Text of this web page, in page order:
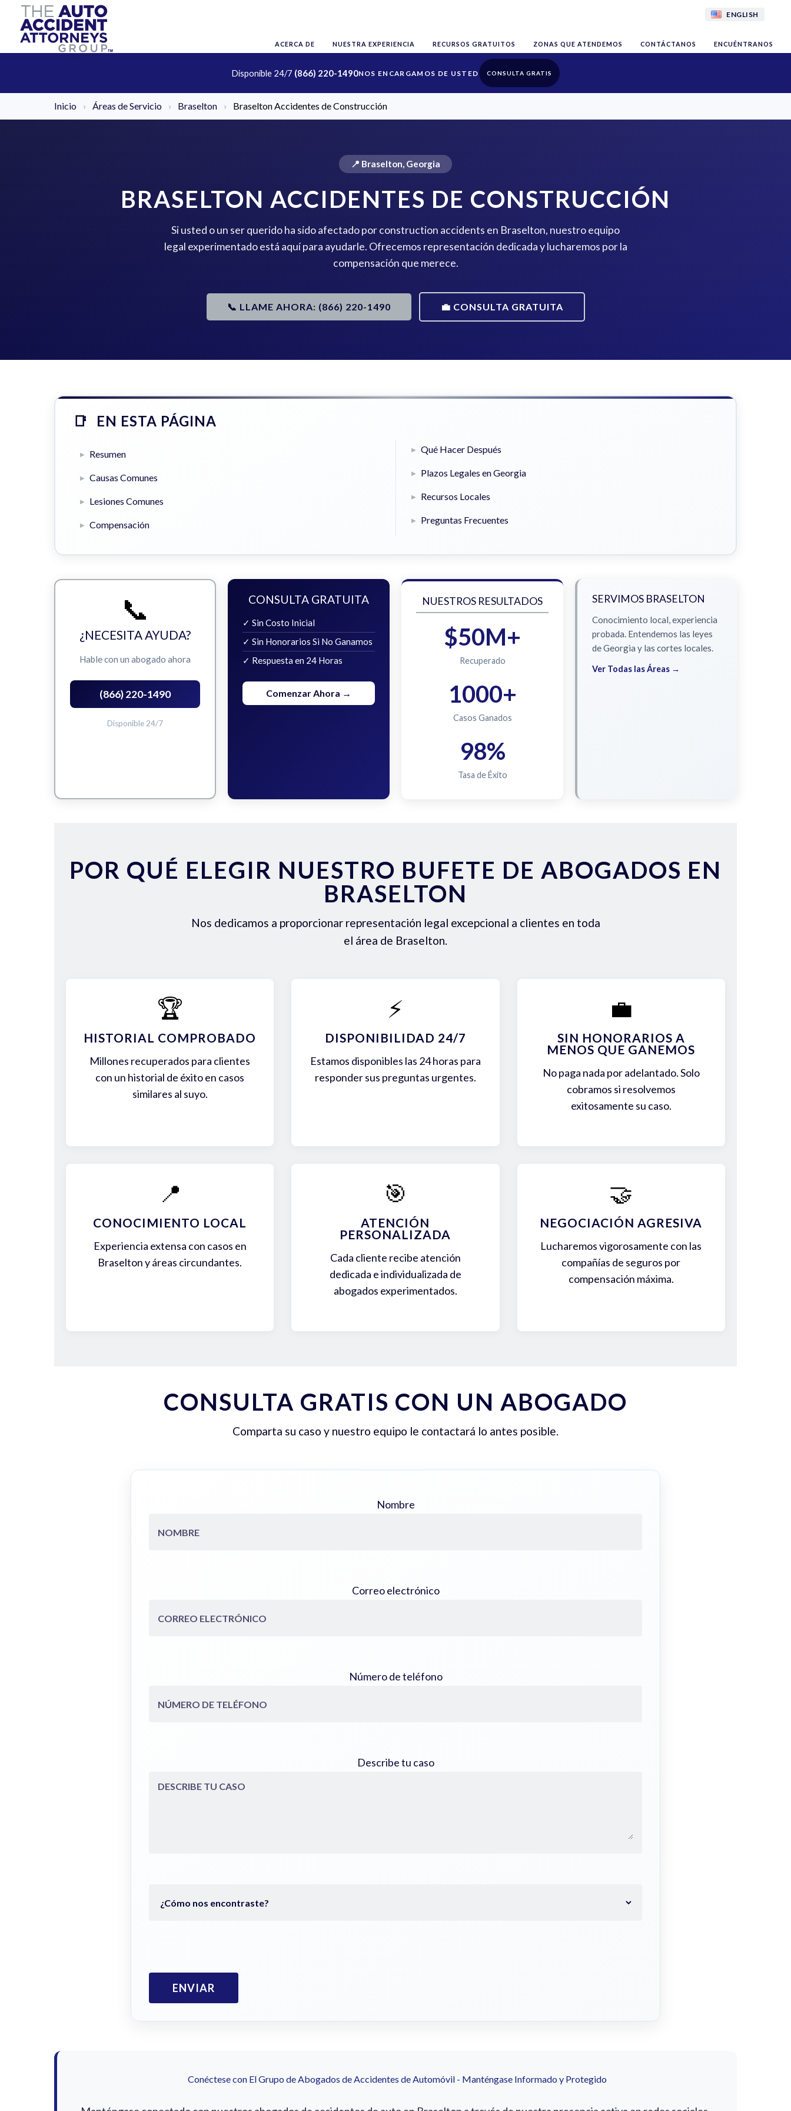
ENGLISH
ACERCA DE NUESTRA EXPERIENCIA RECURSOS GRATUITOS ZONAS QUE ATENDEMOS CONTÁCTANOS ENCUÉNTRANOS
Disponible 24/7 (866) 220-1490 CONSULTA GRATIS
Inicio › Áreas de Servicio › Braselton › Braselton Accidentes de Construcción
📍 Braselton, Georgia
BRASELTON ACCIDENTES DE CONSTRUCCIÓN
Si usted o un ser querido ha sido afectado por construction accidents en Braselton, nuestro equipo
legal experimentado está aquí para ayudarle. Ofrecemos representación dedicada y lucharemos por la
compensación que merece.
📞 LLAME AHORA: (866) 220-1490 💼 CONSULTA GRATUITA
EN ESTA PÁGINA
Resumen
Causas Comunes
Lesiones Comunes
Compensación
Qué Hacer Después
Plazos Legales en Georgia
Recursos Locales
Preguntas Frecuentes
📞
¿NECESITA AYUDA?
Hable con un abogado ahora
(866) 220-1490
Disponible 24/7
CONSULTA GRATUITA
✓ Sin Costo Inicial
✓ Sin Honorarios Si No Ganamos
✓ Respuesta en 24 Horas
Comenzar Ahora →
NUESTROS RESULTADOS
$50M+
Recuperado
1000+
Casos Ganados
98%
Tasa de Éxito
SERVIMOS BRASELTON
Conocimiento local, experiencia
probada. Entendemos las leyes
de Georgia y las cortes locales.
Ver Todas las Áreas →
POR QUÉ ELEGIR NUESTRO BUFETE DE ABOGADOS EN
BRASELTON
Nos dedicamos a proporcionar representación legal excepcional a clientes en toda
el área de Braselton.
🏆
HISTORIAL COMPROBADO
Millones recuperados para clientes
con un historial de éxito en casos
similares al suyo.
⚡
DISPONIBILIDAD 24/7
Estamos disponibles las 24 horas para
responder sus preguntas urgentes.
💼
SIN HONORARIOS A
MENOS QUE GANEMOS
No paga nada por adelantado. Solo
cobramos si resolvemos
exitosamente su caso.
📍
CONOCIMIENTO LOCAL
Experiencia extensa con casos en
Braselton y áreas circundantes.
🎯
ATENCIÓN
PERSONALIZADA
Cada cliente recibe atención
dedicada e individualizada de
abogados experimentados.
🤝
NEGOCIACIÓN AGRESIVA
Lucharemos vigorosamente con las
compañías de seguros por
compensación máxima.
CONSULTA GRATIS CON UN ABOGADO
Comparta su caso y nuestro equipo le contactará lo antes posible.
Nombre
Correo electrónico
Número de teléfono
Describe tu caso
Conéctese con El Grupo de Abogados de Accidentes de Automóvil - Manténgase Informado y Protegido